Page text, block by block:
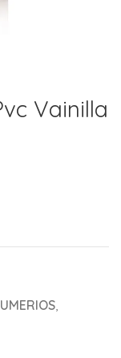
Vainilla
,